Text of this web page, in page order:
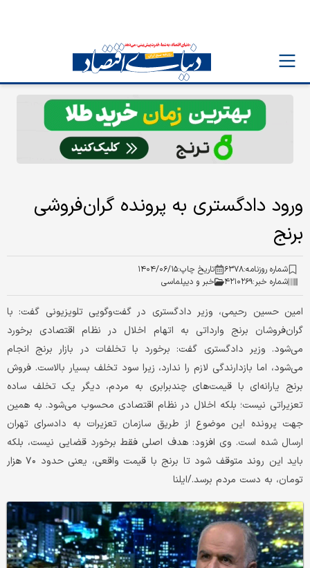
ورود دادگستری به پرونده گران‌فروشی
برنج
شماره روزنامه:۶۳۷۸ تاریخ چاپ:۱۴۰۴/۰۶/۱۵
شماره خبر:۴۲۱۰۲۶۹ خبر و دیپلماسی
امین حسین رحیمی، وزیر دادگستری در گفت‌وگویی تلویزیونی گفت: با
گران‌فروشان برنج وارداتی به اتهام اخلال در نظام اقتصادی برخورد
می‌شود. وزیر دادگستری گفت: برخورد با تخلفات در بازار برنج انجام
می‌شود، اما بازدارندگی لازم را ندارد، زیرا سود تخلف بسیار بالاست. فروش
برنج یارانه‌ای با قیمت‌های چندبرابری به مردم، دیگر یک تخلف ساده
تعزیراتی نیست؛ بلکه اخلال در نظام اقتصادی محسوب می‌شود. به همین
جهت پرونده این موضوع از طریق سازمان تعزیرات به دادسرای تهران
ارسال شده است. وی افزود: هدف اصلی فقط برخورد قضایی نیست، بلکه
باید این روند متوقف شود تا برنج با قیمت واقعی، یعنی حدود ۷۰ هزار
تومان، به دست مردم برسد./ایلنا